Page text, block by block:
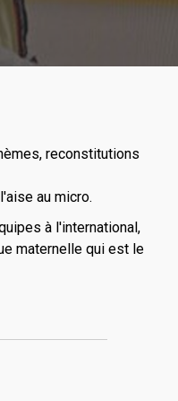
reconstitutions
au micro.
à l'international,
maternelle qui est le
DU
, Juin 2023